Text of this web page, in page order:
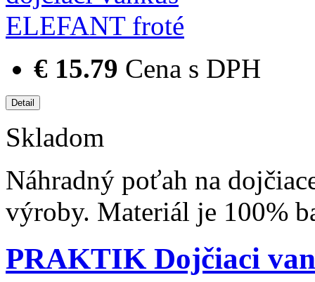
€ 15.79 Cena s DPH
Skladom
Náhradný poťah na
výroby. Materiál je 100%
PRAKTIK Dojčiaci